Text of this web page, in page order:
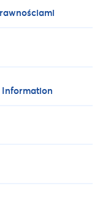
Information